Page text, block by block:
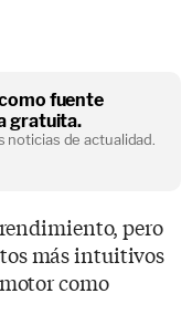
fuente
gratuita.
de actualidad.
pero
más intuitivos
como